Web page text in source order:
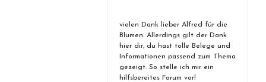
vielen Dank lieber Alfred für die
Blumen. Allerdings gilt der Dank
hier dir, du hast tolle Belege und
Informationen passend zum Thema
gezeigt. So stelle ich mir ein
hilfsbereites Forum vor!